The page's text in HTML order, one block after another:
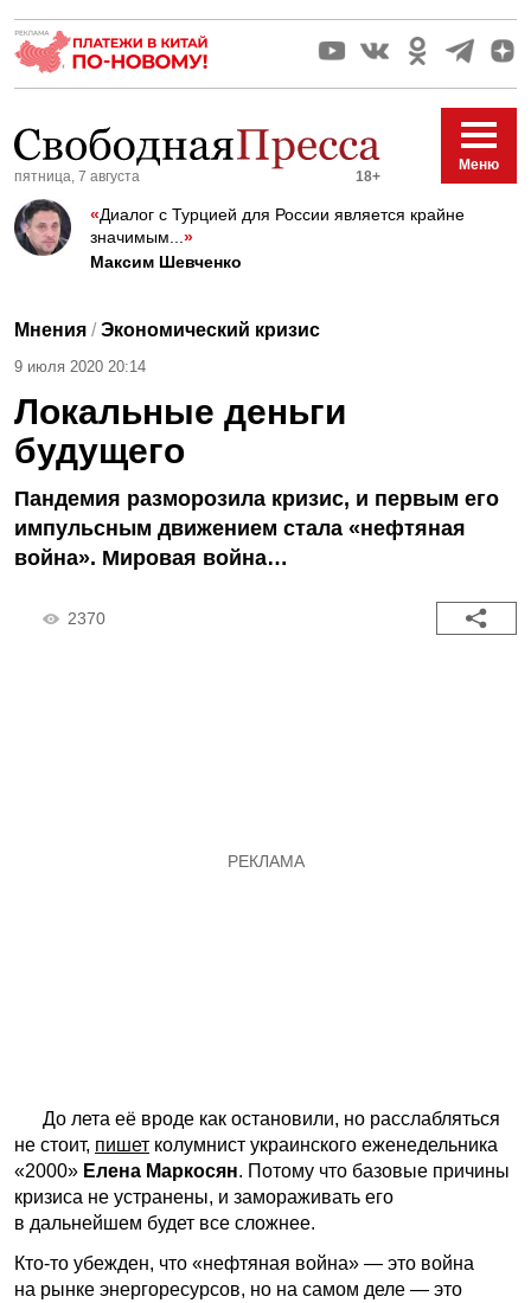
18+
пятница, 7 августа
Меню
«Диалог с Турцией для России является крайне
значимым... »
Максим Шевченко
Мнения /Экономический кризис
9 июля 2020 20:14
Локальные деньги
будущего
Пандемия разморозила кризис, и первым его
импульсным движением стала «нефтяная
война». Мировая война…
2370
До лета её вроде как остановили, но расслабляться
не стоит, пишет колумнист украинского еженедельника
«2000» Елена Маркосян. Потому что базовые причины
кризиса не устранены, и замораживать его
в дальнейшем будет все сложнее.
Кто-то убежден, что «нефтяная война» — это война
на рынке энергоресурсов, но на самом деле — это